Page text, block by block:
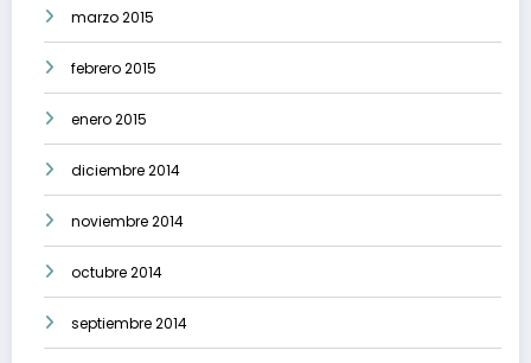
marzo 2015
febrero 2015
enero 2015
diciembre 2014
noviembre 2014
octubre 2014
septiembre 2014